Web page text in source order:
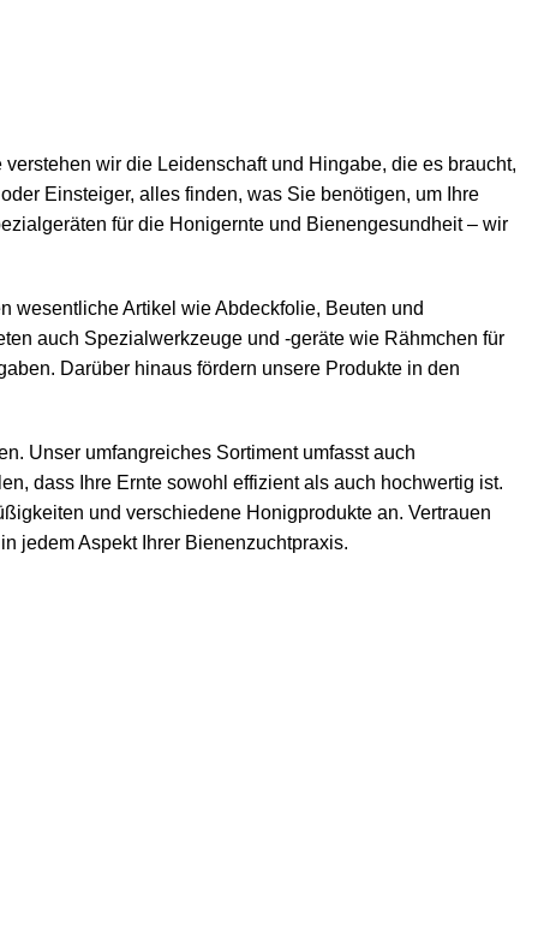
wir die Leidenschaft und Hingabe, die es braucht,
Einsteiger, alles finden, was Sie benötigen, um Ihre
für die Honigernte und Bienengesundheit – wir
wesentliche Artikel wieAbdeckfolie, Beuten und
auch Spezialwerkzeuge und -geräte wie Rähmchen für
Darüber hinaus fördern unsere Produkte in den
Unser umfangreiches Sortiment umfasst auch
dass Ihre Ernte sowohl effizient als auch hochwertig ist.
und verschiedene Honigprodukte an. Vertrauen
jedem Aspekt Ihrer Bienenzuchtpraxis.